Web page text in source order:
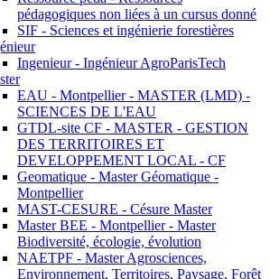
pédagogiques non liées à un cursus donné
SIF - Sciences et ingénierie forestières
Ingenieur - Ingénieur AgroParisTech
EAU - Montpellier - MASTER (LMD) -
SCIENCES DE L'EAU
GTDL-site CF - MASTER - GESTION
DES TERRITOIRES ET
DEVELOPPEMENT LOCAL - CF
Geomatique - Master Géomatique -
Montpellier
MAST-CESURE - Césure Master
Master BEE - Montpellier - Master
Biodiversité, écologie, évolution
NAETPF - Master Agrosciences,
Environnement, Territoires, Paysage, Forêt